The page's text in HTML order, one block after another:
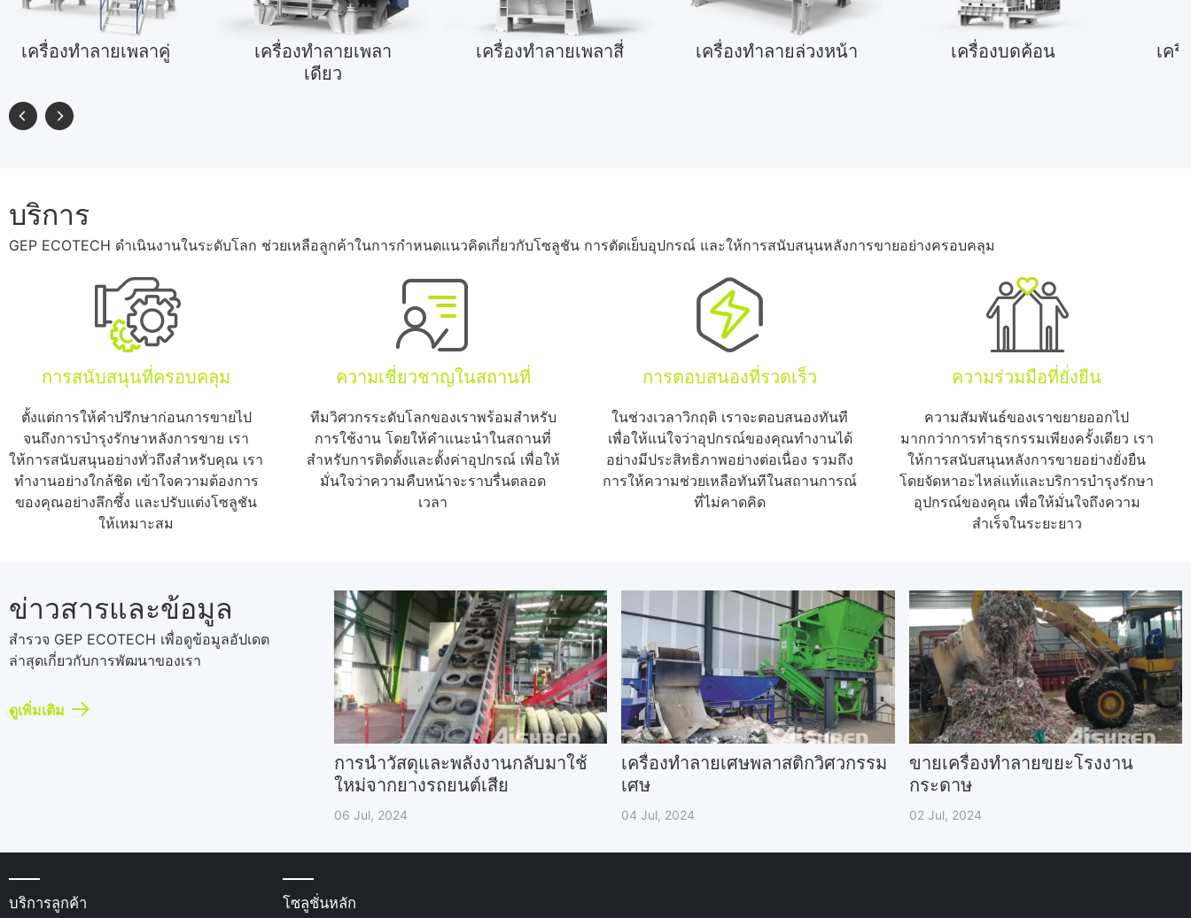
เครื่องทำลายเพลาคู่
เครื่องทำลายเพลา
เดียว
เครื่องทำลายเพลาสี่ เครื่องทำลายล่วงหน้า เครื่องบดค้อน เค
 
บริการ
GEP ECOTECH ดำเนินงานในระดับโลก ช่วยเหลือลูกค้าในการกำหนดแนวคิดเกี่ยวกับโซลูชัน การตัดเย็บอุปกรณ์ และให้การสนับสนุนหลังการขายอย่างครอบคลุม
การสนับสนุนที่ครอบคลุม
ตั้งแต่การให้คำปรึกษาก่อนการขายไป
จนถึงการบำรุงรักษาหลังการขาย เรา
ให้การสนับสนุนอย่างทั่วถึงสำหรับคุณ เรา
ทำงานอย่างใกล้ชิด เข้าใจความต้องการ
ของคุณอย่างลึกซึ้ง และปรับแต่งโซลูชัน
ให้เหมาะสม
ความเชี่ยวชาญในสถานที่
ทีมวิศวกรระดับโลกของเราพร้อมสำหรับ
การใช้งาน โดยให้คำแนะนำในสถานที่
สำหรับการติดตั้งและตั้งค่าอุปกรณ์ เพื่อให้
มั่นใจว่าความคืบหน้าจะราบรื่นตลอด
เวลา
การตอบสนองที่รวดเร็ว
ในช่วงเวลาวิกฤติ เราจะตอบสนองทันที
เพื่อให้แน่ใจว่าอุปกรณ์ของคุณทำงานได้
อย่างมีประสิทธิภาพอย่างต่อเนื่อง รวมถึง
การให้ความช่วยเหลือทันทีในสถานการณ์
ที่ไม่คาดคิด
ความร่วมมือที่ยั่งยืน
ความสัมพันธ์ของเราขยายออกไป
มากกว่าการทำธุรกรรมเพียงครั้งเดียว เรา
ให้การสนับสนุนหลังการขายอย่างยั่งยืน
โดยจัดหาอะไหล่แท้และบริการบำรุงรักษา
อุปกรณ์ของคุณ เพื่อให้มั่นใจถึงความ
สำเร็จในระยะยาว
ข่าวสารและข้อมูล
สำรวจ GEP ECOTECH เพื่อดูข้อมูลอัปเดต
ล่าสุดเกี่ยวกับการพัฒนาของเรา
ดูเพิ่มเติม
การนำวัสดุและพลังงานกลับมาใช้
ใหม่จากยางรถยนต์เสีย
06 Jul, 2024
เครื่องทำลายเศษพลาสติกวิศวกรรม
เศษ
04 Jul, 2024
ขายเครื่องทำลายขยะโรงงาน
กระดาษ
02 Jul, 2024
บริการลูกค้า โซลูชั่นหลัก